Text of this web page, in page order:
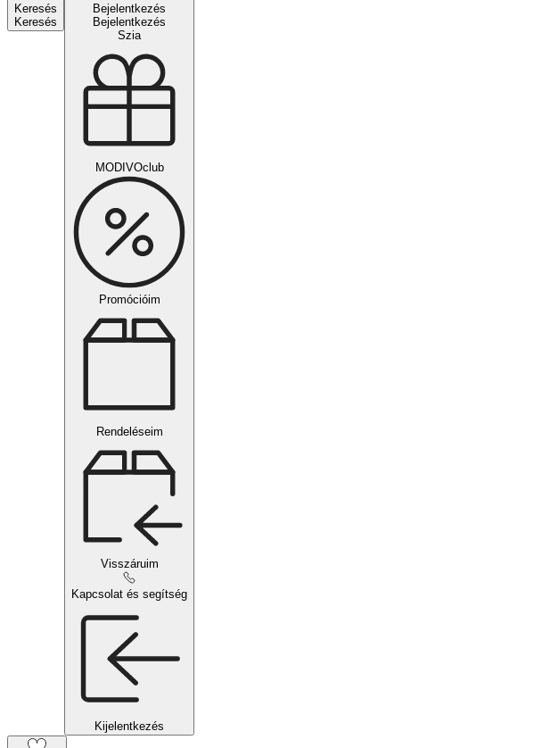
Keresés
Keresés
Bejelentkezés
Bejelentkezés
Szia
MODIVOclub
Promócióim
Rendeléseim
Visszáruim
Kapcsolat és segítség
Kijelentkezés